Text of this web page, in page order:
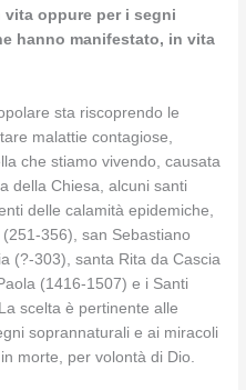
vita oppure per i segni
hanno manifestato, in vita
sta riscoprendo le
malattie contagiose,
che stiamo vivendo, causata
della Chiesa, alcuni santi
delle calamità epidemiche,
356), san Sebastiano
(?-303), santa Rita da Cascia
(1416-1507) e i Santi
scelta è pertinente alle
soprannaturali e ai miracoli
morte, per volontà di Dio.